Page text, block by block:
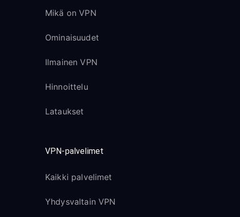
Mikä on VPN
Ominaisuudet
Ilmainen VPN
Hinnoittelu
Lataukset
VPN-palvelimet
Kaikki palvelimet
Yhdysvaltain VPN